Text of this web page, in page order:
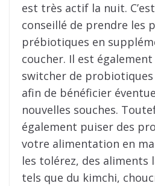
est très actif la nuit.
conseillé de prendre les
prébiotiques en
coucher. Il est
switcher de
afin de bénéficier
nouvelles souches.
également puiser des
votre alimentation en
les tolérez, des aliments
tels que du kimchi,